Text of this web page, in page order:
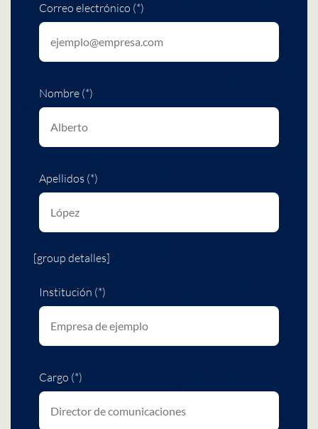
Correo electrónico (*)
Nombre (*)
Apellidos (*)
[group detalles]
Institución (*)
Cargo (*)